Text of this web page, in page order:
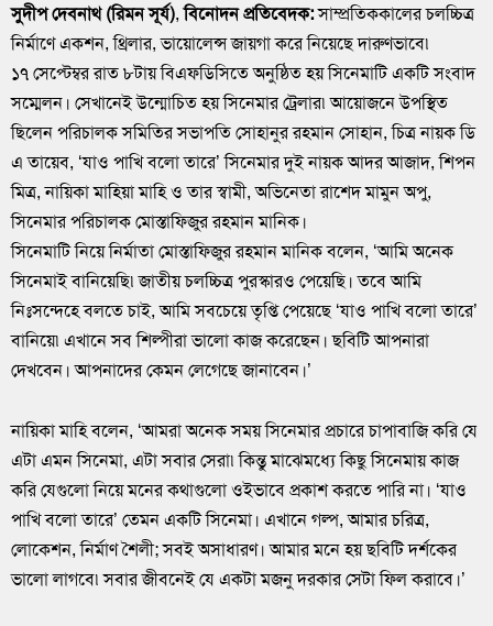
সুদীপ দেবনাথ (রিমন সূর্য),বিনোদন প্রতিবেদক:সাম্প্রতিককালের চলচ্চিত্র
নির্মাণে একশন, থ্রিলার, ভায়োলেন্স জায়গা করে নিয়েছে দারুণভাবে৷
১৭ সেপ্টেম্বর রাত ৮টায় বিএফডিসিতে অনুষ্ঠিত হয় সিনেমাটি একটি সংবাদ
সম্মেলন। সেখানেই উন্মোচিত হয় সিনেমার ট্রেলার৷ আয়োজনে উপস্থিত
ছিলেন পরিচালক সমিতির সভাপতি সোহানুর রহমান সোহান, চিত্র নায়ক ডি
এ তায়েব, ‘যাও পাখি বলো তারে’ সিনেমার দুই নায়ক আদর আজাদ, শিপন
মিত্র, নায়িকা মাহিয়া মাহি ও তার স্বামী, অভিনেতা রাশেদ মামুন অপু,
সিনেমার পরিচালক মোস্তাফিজুর রহমান মানিক।
সিনেমাটি নিয়ে নির্মাতা মোস্তাফিজুর রহমান মানিক বলেন, ‘আমি অনেক
সিনেমাই বানিয়েছি৷ জাতীয় চলচ্চিত্র পুরস্কারও পেয়েছি। তবে আমি
নিঃসন্দেহে বলতে চাই, আমি সবচেয়ে তৃপ্তি পেয়েছে ‘যাও পাখি বলো তারে’
বানিয়ে৷ এখানে সব শিল্পীরা ভালো কাজ করেছেন। ছবিটি আপনারা
দেখবেন। আপনাদের কেমন লেগেছে জানাবেন।’
নায়িকা মাহি বলেন, ‘আমরা অনেক সময় সিনেমার প্রচারে চাপাবাজি করি যে
এটা এমন সিনেমা, এটা সবার সেরা৷ কিন্তু মাঝেমধ্যে কিছু সিনেমায় কাজ
করি যেগুলো নিয়ে মনের কথাগুলো ওইভাবে প্রকাশ করতে পারি না। ‘যাও
পাখি বলো তারে’ তেমন একটি সিনেমা। এখানে গল্প, আমার চরিত্র,
লোকেশন, নির্মাণ শৈলী; সবই অসাধারণ। আমার মনে হয় ছবিটি দর্শকের
ভালো লাগবে৷ সবার জীবনেই যে একটা মজনু দরকার সেটা ফিল করাবে।’